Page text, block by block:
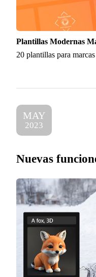
Plantillas Modernas
20 plantillas para
MAY
2023
Nuevas